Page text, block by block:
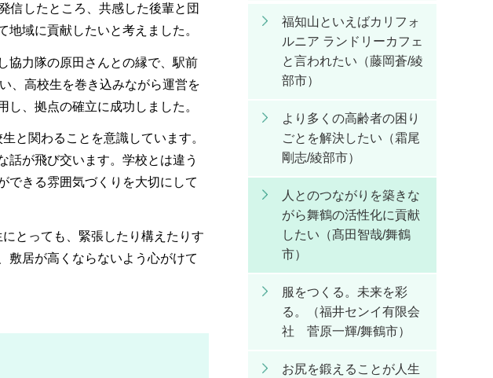
信したところ、共感した後輩と団
域に貢献したいと考えました。
協力隊の原田さんとの縁で、駅前
、高校生を巻き込みながら運営を
、拠点の確立に成功しました。
と関わることを意識しています。
話が飛び交います。学校とは違う
できる雰囲気づくりを大切にして
とっても、緊張したり構えたりす
敷居が高くならないよう心がけて
福知山といえばカリフォ
ルニア ランドリーカフェ
と言われたい（藤岡蒼/綾
部市）
より多くの高齢者の困り
ごとを解決したい（霜尾
剛志/綾部市）
人とのつながりを築きな
がら舞鶴の活性化に貢献
したい（髙田智哉/舞鶴
市）
服をつくる。未来を彩
る。（福井センイ有限会
社 菅原一輝/舞鶴市）
お尻を鍛えることが人生